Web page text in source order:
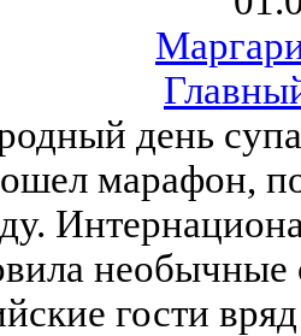
день
марафон,
гости